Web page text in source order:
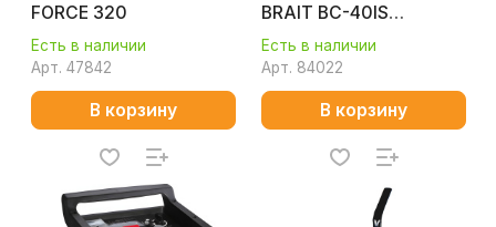
FORCE 320
Есть в наличии
Арт. 47842
В корзину
BRAIT ВС-40IS
19.01.019.043
Есть в наличии
Арт. 84022
В корзину